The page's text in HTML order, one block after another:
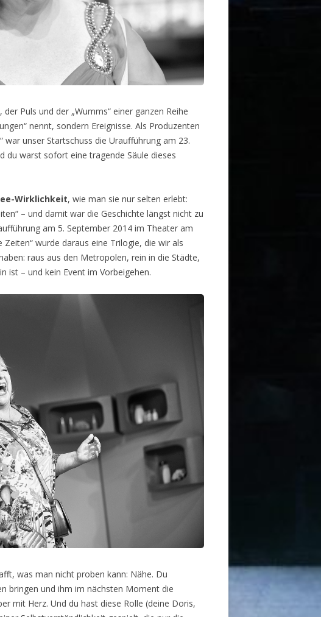
Puls und der „Wumms“ einer ganzen Reihe
nennt, sondern Ereignisse. Als Produzenten
war unser Startschuss die Uraufführung am 23.
du warst sofort eine tragende Säule dieses
Wirklichkeit, wie man sie nur selten erlebt:
– und damit war die Geschichte längst nicht zu
am 5. September 2014 im Theater am
wurde daraus eine Trilogie, die wir als
raus aus den Metropolen, rein in die Städte,
ist – und kein Event im Vorbeigehen.
was man nicht proben kann: Nähe. Du
bringen und ihm im nächsten Moment die
mit Herz. Und du hast diese Rolle (deine Doris,